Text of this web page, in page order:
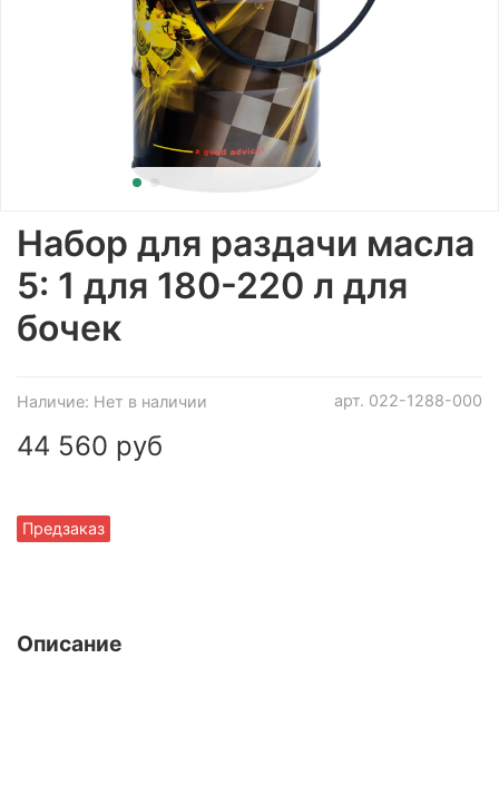
арт. 022-1288-000
Наличие: Нет в наличии
Предзаказ
Набор для раздачи масла
5: 1 для 180-220 л для
бочек
44 560 руб
Описание